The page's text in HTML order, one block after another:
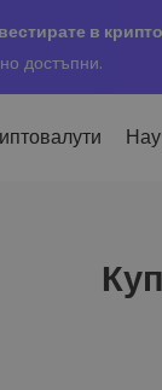
в
достъпни.
и